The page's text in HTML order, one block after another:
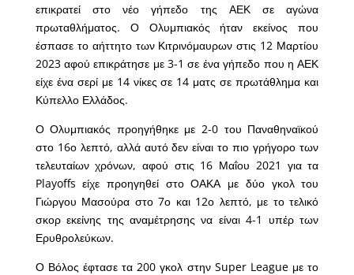
επικρατεί στο νέο γήπεδο της ΑΕΚ σε αγώνα
πρωταθλήματος. Ο Ολυμπιακός ήταν εκείνος που
έσπασε το αήττητο των Κιτρινόμαυρων στις 12 Μαρτίου
2023 αφού επικράτησε με 3-1 σε ένα γήπεδο που η ΑΕΚ
είχε ένα σερί με 14 νίκες σε 14 ματς σε πρωτάθλημα και
Κύπελλο Ελλάδος.
Ο Ολυμπιακός προηγήθηκε με 2-0 του Παναθηναϊκού
στο 16ο λεπτό, αλλά αυτό δεν είναι το πιο γρήγορο των
τελευταίων χρόνων, αφού στις 16 Μαΐου 2021 για τα
Playoffs είχε προηγηθεί στο ΟΑΚΑ με δύο γκολ του
Γιώργου Μασούρα στο 7ο και 12ο λεπτό, με το τελικό
σκορ εκείνης της αναμέτρησης να είναι 4-1 υπέρ των
Ερυθρολεύκων.
Ο Βόλος έφτασε τα 200 γκολ στην Super League με το